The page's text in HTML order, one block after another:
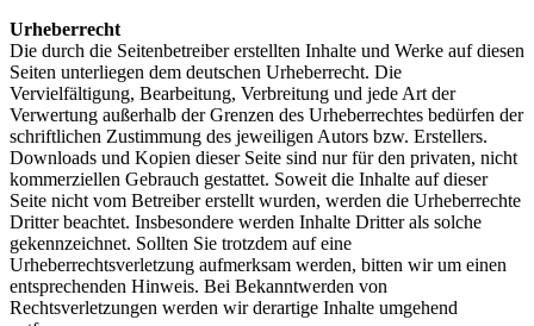
Urheberrecht
Die durch die Seitenbetreiber erstellten Inhalte und Werke auf diesen
Seiten unterliegen dem deutschen Urheberrecht. Die
Vervielfältigung, Bearbeitung, Verbreitung und jede Art der
Verwertung außerhalb der Grenzen des Urheberrechtes bedürfen der
schriftlichen Zustimmung des jeweiligen Autors bzw. Erstellers.
Downloads und Kopien dieser Seite sind nur für den privaten, nicht
kommerziellen Gebrauch gestattet. Soweit die Inhalte auf dieser
Seite nicht vom Betreiber erstellt wurden, werden die Urheberrechte
Dritter beachtet. Insbesondere werden Inhalte Dritter als solche
gekennzeichnet. Sollten Sie trotzdem auf eine
Urheberrechtsverletzung aufmerksam werden, bitten wir um einen
entsprechenden Hinweis. Bei Bekanntwerden von
Rechtsverletzungen werden wir derartige Inhalte umgehend